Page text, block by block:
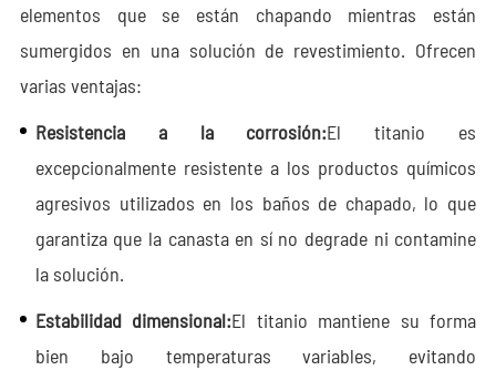
elementos que se están chapando mientras están
sumergidos en una solución de revestimiento. Ofrecen
varias ventajas:
Resistencia a la corrosión:El titanio es
excepcionalmente resistente a los productos químicos
agresivos utilizados en los baños de chapado, lo que
garantiza que la canasta en sí no degrade ni contamine
la solución.
Estabilidad dimensional:El titanio mantiene su forma
bien bajo temperaturas variables, evitando